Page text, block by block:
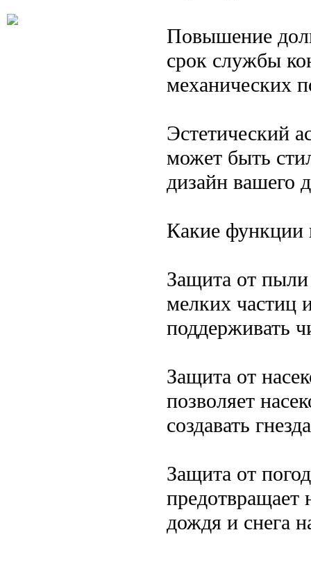
Повышение
срок службы
механических
Эстетический
может быть
дизайн вашего
Какие функции
Защита от пыли
мелких частиц
поддерживать
Защита от
позволяет
создавать
Защита от
предотвращает
дождя и снега